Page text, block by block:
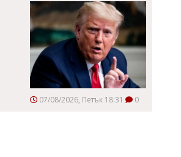
07/08/2026, Петък 18:31 0